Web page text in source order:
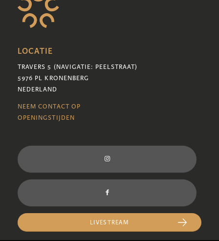
LOCATIE
TRAVERS 5 (NAVIGATIE: PEELSTRAAT)
5976 PL KRONENBERG
NEDERLAND
NEEM CONTACT OP
OPENINGSTIJDEN
LIVESTREAM